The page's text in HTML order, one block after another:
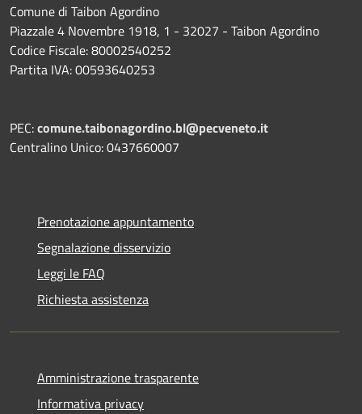
Comune di Taibon Agordino
Piazzale 4 Novembre 1918, 1 - 32027 - Taibon Agordino
Codice Fiscale: 80002540252
Partita IVA: 00593640253
PEC:comune.taibonagordino.bl@pecveneto.it
Centralino Unico: 0437660007
Prenotazione appuntamento
Segnalazione disservizio
Leggi le FAQ
Richiesta assistenza
Amministrazione trasparente
Informativa privacy